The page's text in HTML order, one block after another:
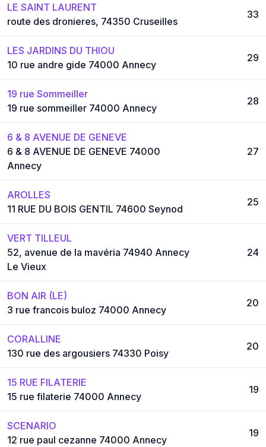
LE SAINT LAURENT
route des dronieres, 74350 Cruseilles
33
LES JARDINS DU THIOU
10 rue andre gide 74000 Annecy
29
19 rue Sommeiller
19 rue sommeiller 74000 Annecy
28
6 & 8 AVENUE DE GENEVE
6 & 8 AVENUE DE GENEVE 74000
Annecy
27
AROLLES
11 RUE DU BOIS GENTIL 74600 Seynod
25
VERT TILLEUL
52, avenue de la mavéria 74940 Annecy
Le Vieux
24
BON AIR (LE)
3 rue francois buloz 74000 Annecy
20
CORALLINE
130 rue des argousiers 74330 Poisy
20
15 RUE FILATERIE
15 rue filaterie 74000 Annecy
19
SCENARIO
12 rue paul cezanne 74000 Annecy
19